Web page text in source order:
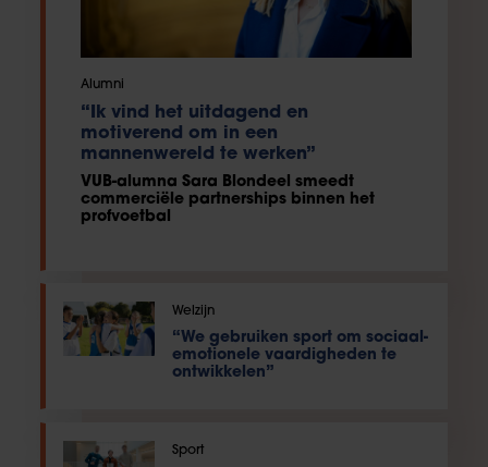
Alumni
“Ik vind het uitdagend en
motiverend om in een
mannenwereld te werken”
VUB-alumna Sara Blondeel smeedt
commerciële partnerships binnen het
profvoetbal
Welzijn
“We gebruiken sport om sociaal-
emotionele vaardigheden te
ontwikkelen”
Sport